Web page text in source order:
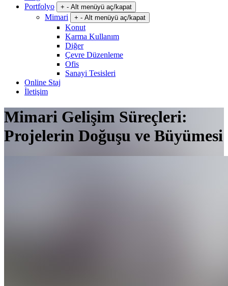
Portfolyo
+ - Alt menüyü aç/kapat
Mimari + - Alt menüyü aç/kapat
Konut
Karma Kullanım
Diğer
Çevre Düzenleme
Ofis
Sanayi Tesisleri
Online Staj
İletişim
Mimari Gelişim Süreçleri:
Projelerin Doğuşu ve Büyümesi